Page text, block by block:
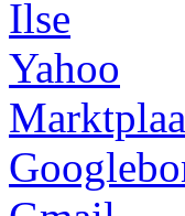
Ilse
Yahoo